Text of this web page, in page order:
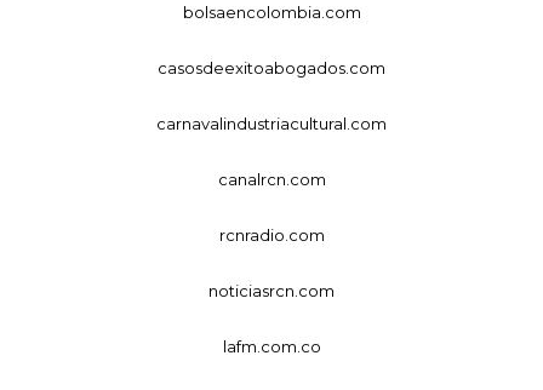
bolsaencolombia.com
casosdeexitoabogados.com
carnavalindustriacultural.com
canalrcn.com
rcnradio.com
noticiasrcn.com
lafm.com.co